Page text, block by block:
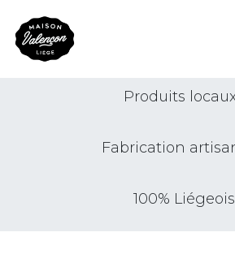
Produits
Fabrication
100% Liégeois